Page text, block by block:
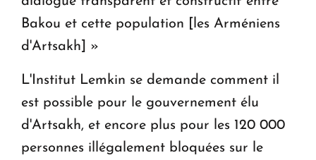
Bakou et cette population [les Arméniens
d'Artsakh] »
L'Institut Lemkin se demande comment il
est possible pour le gouvernement élu
d'Artsakh, et encore plus pour les 120 000
personnes illégalement bloquées sur le